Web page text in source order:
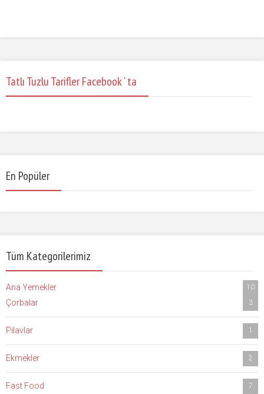
Tatlı Tuzlu Tarifler Facebook ‘ ta
En Popüler
Tüm Kategorilerimiz
Ana Yemekler 10
Çorbalar 3
Pilavlar 1
Ekmekler 2
Fast Food 7